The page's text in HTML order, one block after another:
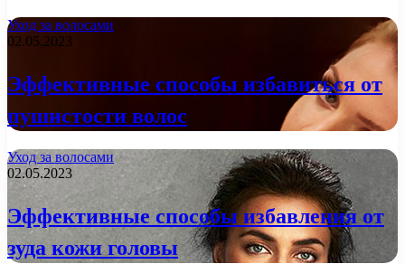
Уход за волосами
02.05.2023
Эффективные способы избавиться от
пушистости волос
Уход за волосами
02.05.2023
Эффективные способы избавления от
зуда кожи головы